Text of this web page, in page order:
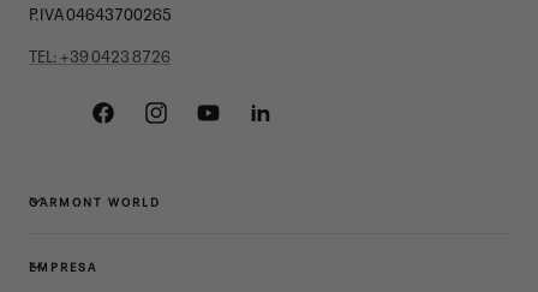
P.IVA 04643700265
TEL: +39 0423 8726
FacebookInstagramYouTubeLinkedin
GARMONT WORLD
EMPRESA